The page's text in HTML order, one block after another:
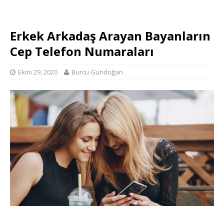
Erkek Arkadaş Arayan Bayanların
Cep Telefon Numaraları
Ekim 29, 2020 Burcu Gündoğan